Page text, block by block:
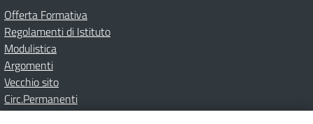
Offerta Formativa
Regolamenti di Istituto
Modulistica
Argomenti
Vecchio sito
Circ.Permanenti